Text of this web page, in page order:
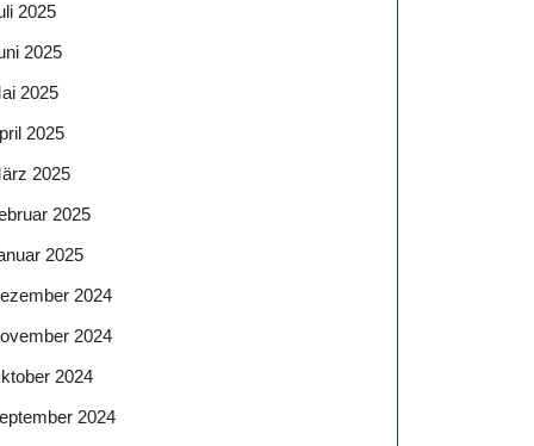
2025
2025
2025
2025
2025
2025
2025
2024
2024
2024
2024